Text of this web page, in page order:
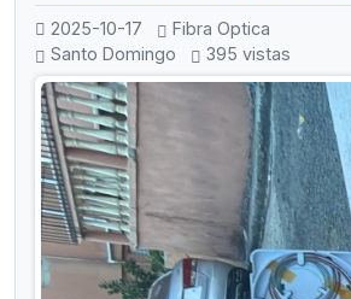
2025-10-17
Fibra Optica
Santo Domingo
395 vistas